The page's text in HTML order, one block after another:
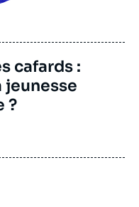
cafards :
jeunesse
?